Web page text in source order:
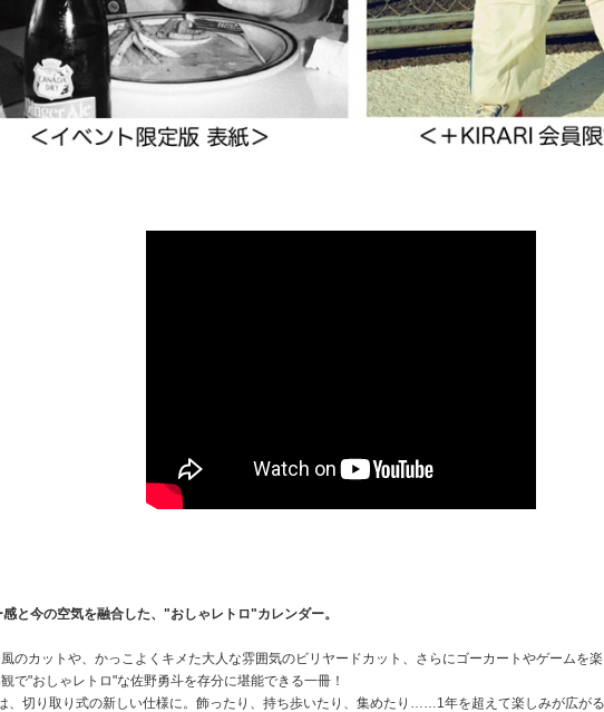
と今の空気を融合した、"おしゃレトロ"カレンダー。
のカットや、かっこよくキメた大人な雰囲気のビリヤードカット、さらにゴーカートやゲームを
で"おしゃレトロ"な佐野勇斗を存分に堪能できる一冊！
、切り取り式の新しい仕様に。飾ったり、持ち歩いたり、集めたり……1年を超えて楽しみが広が